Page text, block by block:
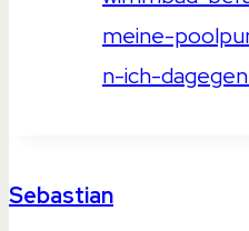
meine-
n-ich-
Sebastian